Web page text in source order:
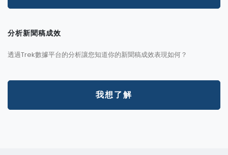
分析新聞稿成效
透過Trek數據平台的分析讓您知道你的新聞稿成效表現如何？
我想了解